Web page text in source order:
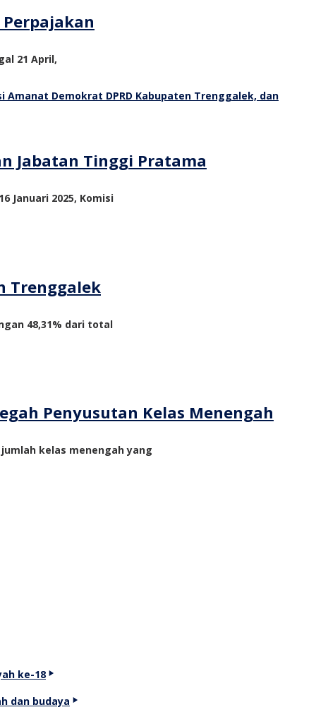
21 April,
Jabatan Tinggi Pratama
Januari 2025, Komisi
Trenggalek
48,31% dari total
Penyusutan Kelas Menengah
kelas menengah yang